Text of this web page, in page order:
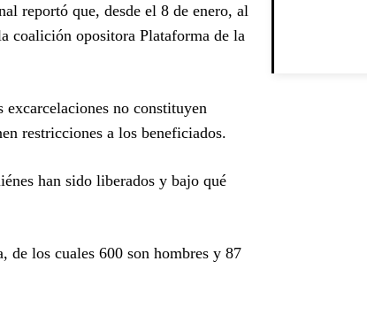
reportó que, desde el 8 de enero, al
coalición opositora Plataforma de la
excarcelaciones no constituyen
restricciones a los beneficiados.
han sido liberados y bajo qué
de los cuales 600 son hombres y 87